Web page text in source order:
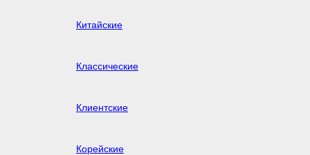
Китайские
Классические
Клиентские
Корейские